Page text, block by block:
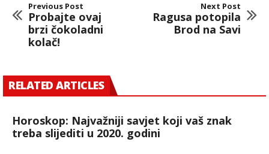
Previous Post
Probajte ovaj
brzi čokoladni
kolač!
Next Post
Ragusa potopila
Brod na Savi
RELATED ARTICLES
Horoskop: Najvažniji savjet koji vaš znak
treba slijediti u 2020. godini